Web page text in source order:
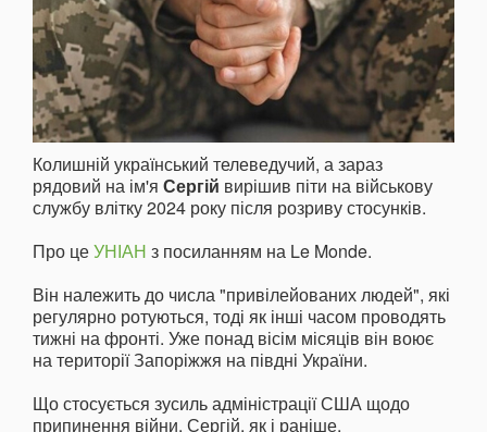
Колишній український телеведучий, а зараз
рядовий на ім'я Сергій вирішив піти на військову
службу влітку 2024 року після розриву стосунків.
Про цеУНІАН з посиланням на Le Monde.
Він належить до числа "привілейованих людей", які
регулярно ротуються, тоді як інші часом проводять
тижні на фронті. Уже понад вісім місяців він воює
на території Запоріжжя на півдні України.
Що стосується зусиль адміністрації США щодо
припинення війни, Сергій, як і раніше,